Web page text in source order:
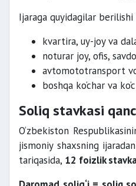
Ijaraga quyidagilar berilishi
kvartira, uy-joy va
noturar joy, ofis,
avtomototransport
boshqa ko‘char va
Soliq stavkasi
O‘zbekiston
jismoniy shaxsning
tariqasida, 12 foizlik